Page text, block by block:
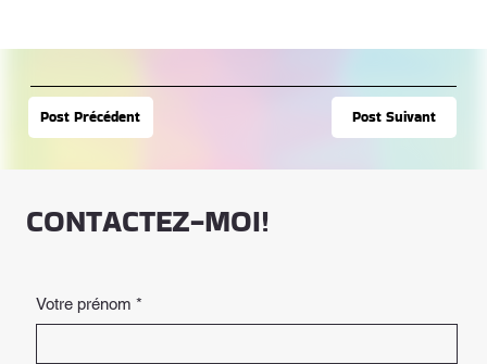
Post Précédent Post Suivant
CONTACTEZ-MOI!
Votre prénom *